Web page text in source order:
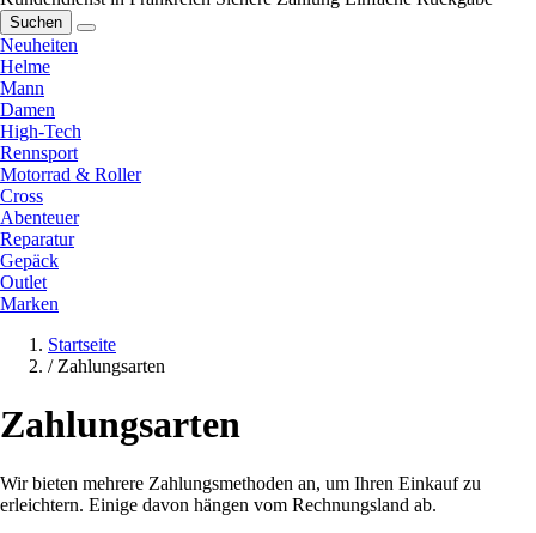
Suchen
Neuheiten
Helme
Mann
Damen
High-Tech
Rennsport
Motorrad & Roller
Cross
Abenteuer
Reparatur
Gepäck
Outlet
Marken
Startseite
/ Zahlungsarten
Zahlungsarten
Wir bieten mehrere Zahlungsmethoden an, um Ihren Einkauf zu
erleichtern. Einige davon hängen vom Rechnungsland ab.